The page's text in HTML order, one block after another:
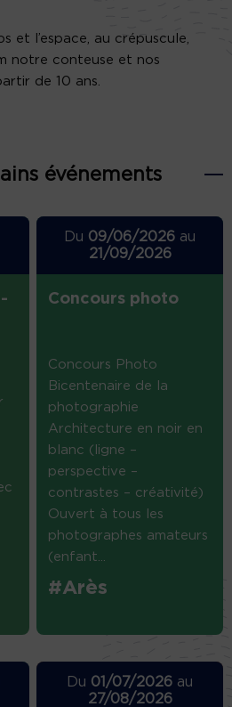
et l’espace, au crépuscule,
notre conteuse et nos
de 10 ans.
événements
Du 09/06/2026 au
21/09/2026
Concours photo
Concours Photo
Bicentenaire de la
photographie
Architecture en noir en
blanc (ligne –
perspective –
contrastes – créativité)
Ouvert à tous les
photographes amateurs
(enfant...
#Arès
Du 01/07/2026 au
27/08/2026